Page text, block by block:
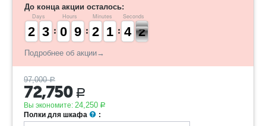
До конца акции осталось:
Days
1
1
2
2 2
2
3
3
Hours
9
9
0
0 8
8
9
9
Minutes
1
1
2
2 1
1
1
1
Seconds
3
3
4
4 1
1
0
Подробнее об акции→
97,000 Р
72,750 Р
Вы экономите: 24,250 Р
Полки для шкафа :